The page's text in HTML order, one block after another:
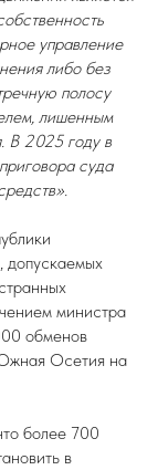
управление
либо без
полосу
лишенным
В 2025 году в
суда
министра
обменов
Осетия на
более 700
в